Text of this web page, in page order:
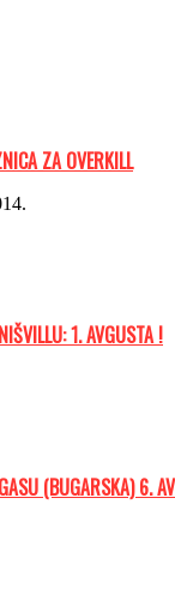
ZA OVERKILL
1. AVGUSTA !
(BUGARSKA) 6.